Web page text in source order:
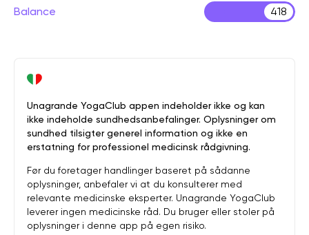
Balance 418
Unagrande YogaClub appen indeholder ikke og kan
ikke indeholde sundhedsanbefalinger. Oplysninger om
sundhed tilsigter generel information og ikke en
erstatning for professionel medicinsk rådgivning.
Før du foretager handlinger baseret på sådanne
oplysninger, anbefaler vi at du konsulterer med
relevante medicinske eksperter. Unagrande YogaClub
leverer ingen medicinske råd. Du bruger eller stoler på
oplysninger i denne app på egen risiko.